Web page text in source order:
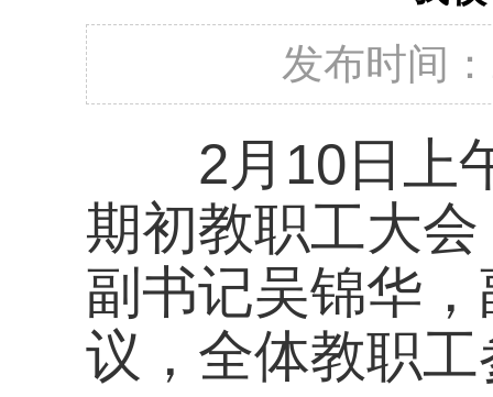
2月10日上午，我
期初教职工大会，校
副书记吴锦华，副校
议，全体教职工参加
徐锡光校长以《“
为题作总结发言，部
年，学校工作重点围
规、提质量、树品牌